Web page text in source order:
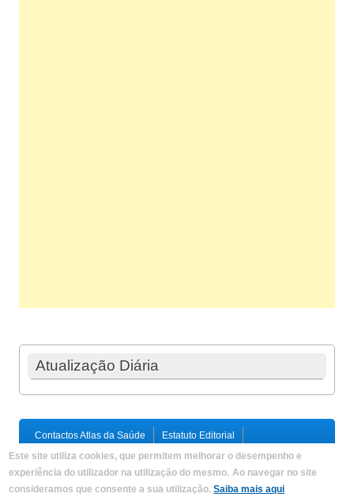
Atualização Diária
Contactos Atlas da Saúde
Estatuto Editorial
Ficha Técnica
Política de Privacidade / Termos e Condições
Mapa do Site
Este site utiliza cookies, que permitem melhorar o desempenho e
experiência do utilizador na utilização do mesmo. Ao navegar no site
consideramos que consente a sua utilização.Saiba mais aqui